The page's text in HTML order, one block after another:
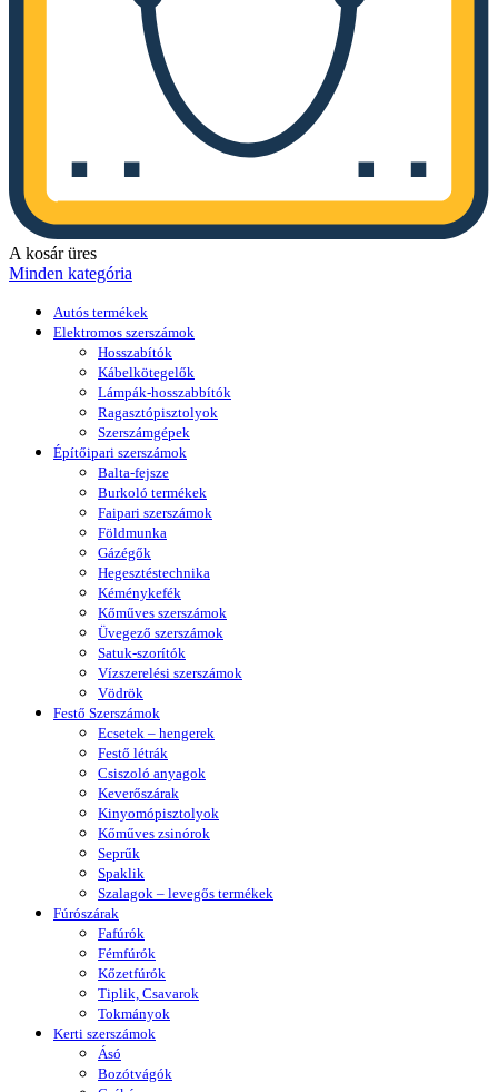
A kosár üres
Minden kategória
Autós termékek
Elektromos szerszámok
Hosszabítók
Kábelkötegelők
Lámpák-hosszabbítók
Ragasztópisztolyok
Szerszámgépek
Építőipari szerszámok
Balta-fejsze
Burkoló termékek
Faipari szerszámok
Földmunka
Gázégők
Hegesztéstechnika
Kéménykefék
Kőműves szerszámok
Üvegező szerszámok
Satuk-szorítók
Vízszerelési szerszámok
Vödrök
Festő Szerszámok
Ecsetek – hengerek
Festő létrák
Csiszoló anyagok
Keverőszárak
Kinyomópisztolyok
Kőműves zsinórok
Seprűk
Spaklik
Szalagok – levegős termékek
Fúrószárak
Fafúrók
Fémfúrók
Kőzetfúrók
Tiplik, Csavarok
Tokmányok
Kerti szerszámok
Ásó
Bozótvágók